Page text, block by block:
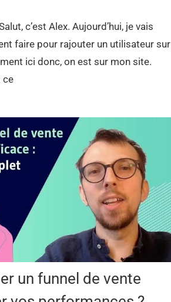
c’est Alex. Aujourd’hui, je vais
faire pour rajouter un utilisateur sur
ici donc, on est sur mon site.
ce
un funnel de vente